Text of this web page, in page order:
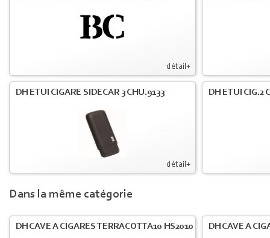
détail+
détail+
DH ETUI CIGARE SIDECAR 3 CHU.9133 DH ETUI CIG.2
Dans la même catégorie
DH CAVE A CIGARES TERRACOTTA10 HS2010 DH CAVE A